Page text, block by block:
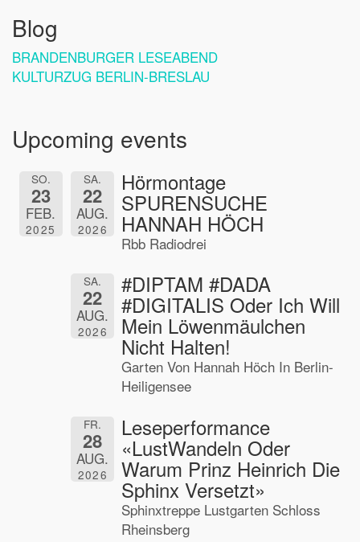
Blog
BRANDENBURGER LESEABEND
KULTURZUG BERLIN-BRESLAU
Upcoming events
SO.
23
FEB.
2025
SA.
22
AUG.
2026
Hörmontage
SPURENSUCHE
HANNAH HÖCH
Rbb Radiodrei
SA.
22
AUG.
2026
#DIPTAM #DADA
#DIGITALIS Oder Ich Will
Mein Löwenmäulchen
Nicht Halten!
Garten Von Hannah Höch In Berlin-
Heiligensee
FR.
28
AUG.
2026
Leseperformance
«LustWandeln Oder
Warum Prinz Heinrich Die
Sphinx Versetzt»
Sphinxtreppe Lustgarten Schloss
Rheinsberg